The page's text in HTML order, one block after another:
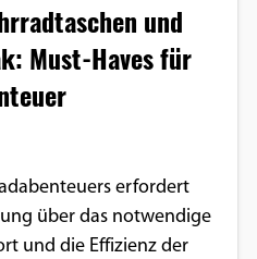
und
Must-Haves für
erfordert
über das notwendige
und die Effizienz der